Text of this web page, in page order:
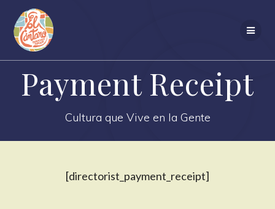
Payment Receipt
Cultura que Vive en la Gente
[directorist_payment_receipt]